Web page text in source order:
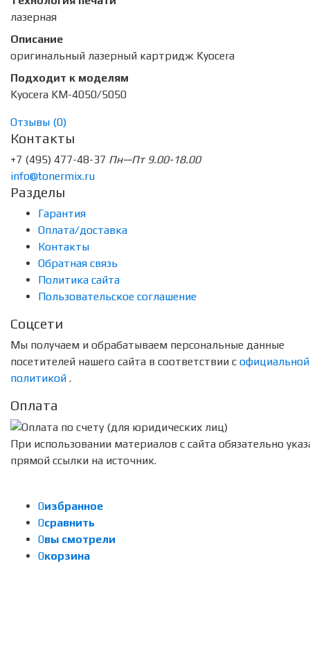
лазерная
Описание
оригинальный лазерный картридж Kyocera
Подходит к моделям
Kyocera KM-4050/5050
Отзывы (0)
Контакты
+7 (495) 477-48-37 Пн—Пт 9.00-18.00
info@tonermix.ru
Разделы
Гарантия
Оплата/доставка
Контакты
Обратная связь
Политика сайта
Пользовательское соглашение
Соцсети
Мы получаем и обрабатываем персональные данные
посетителей нашего сайта в соответствии с официальной
политикой .
Оплата
При использовании материалов с сайта обязательно
прямой ссылки на источник.
0избранное
0сравнить
0вы смотрели
0корзина